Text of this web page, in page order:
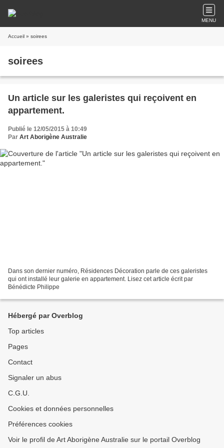
MENU
Accueil » soirees
soirees
Un article sur les galeristes qui reçoivent en
appartement.
Publié le 12/05/2015 à 10:49
Par Art Aborigène Australie
Dans son dernier numéro, Résidences Décoration parle de ces galeristes
qui ont installé leur galerie en appartement. Lisez cet article écrit par
Bénédicte Philippe
Hébergé par Overblog
Top articles
Pages
Contact
Signaler un abus
C.G.U.
Cookies et données personnelles
Préférences cookies
Voir le profil de Art Aborigène Australie sur le portail Overblog